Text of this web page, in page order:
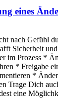
eines
nach Gefühl
Sicherheit
im Prozess *
* Freigabe
*
Trage Dich
eine